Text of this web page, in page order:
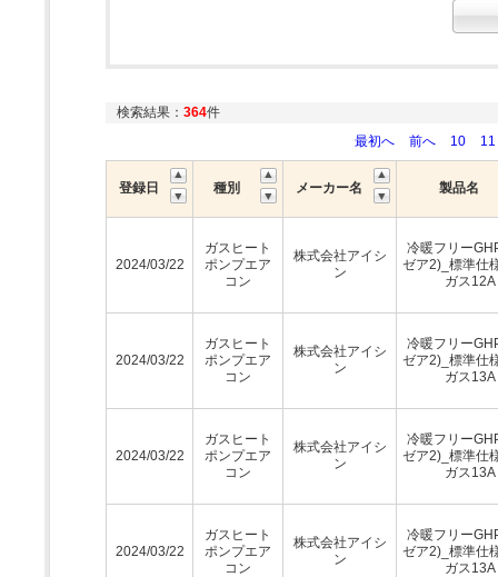
検索結果： 364件
最初へ
前へ 10 11
登録日 種別 メーカー名 製品名
2024/03/22
ガスヒート
ポンプエア
コン
株式会社アイシ
ン
冷暖フリー
ゼア2)_標準仕
ガス12A
2024/03/22
ガスヒート
ポンプエア
コン
株式会社アイシ
ン
冷暖フリー
ゼア2)_標準仕
ガス13A
2024/03/22
ガスヒート
ポンプエア
コン
株式会社アイシ
ン
冷暖フリー
ゼア2)_標準仕
ガス13A
2024/03/22
ガスヒート
ポンプエア
コン
株式会社アイシ
ン
冷暖フリー
ゼア2)_標準仕
ガス13A